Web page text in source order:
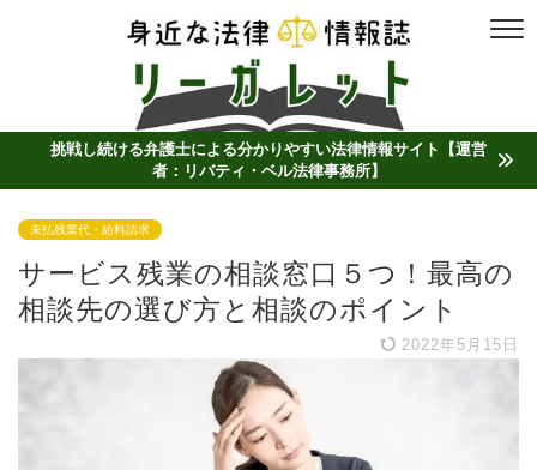
挑戦し続ける弁護士による分かりやすい法律情報サイト【運営
者：リバティ・ベル法律事務所】
未払残業代・給料請求
サービス残業の相談窓口５つ！最高の
相談先の選び方と相談のポイント
2022年5月15日